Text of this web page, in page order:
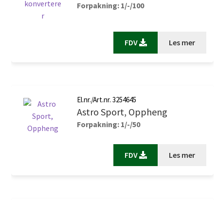
Forpakning: 1/-/100
FDV Les mer
El.nr./Art.nr. 3254645
Astro Sport, Oppheng
Forpakning: 1/-/50
FDV Les mer